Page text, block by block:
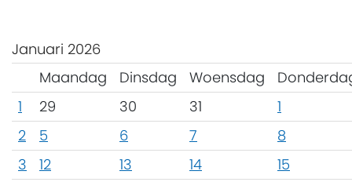
Januari 2026
Maandag
Dinsdag Woensdag
1
29 30 31
1
2
5 6 7
8
3
12 13 14
15